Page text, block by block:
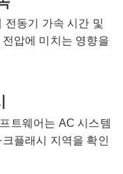
전동기 가속 시간 및
압에 미치는 영향을
트웨어는 AC 시스템
플래시 지역을 확인